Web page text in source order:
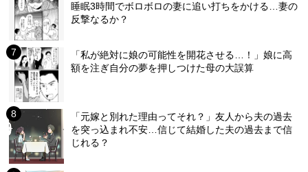
睡眠3時間でボロボロの妻に追い打ちをかける…妻の
反撃なるか？
「私が絶対に娘の可能性を開花させる…！」娘に高
額を注ぎ自分の夢を押しつけた母の大誤算
「元嫁と別れた理由ってそれ？」友人から夫の過去
を突っ込まれ不安…信じて結婚した夫の過去まで信
じれる？